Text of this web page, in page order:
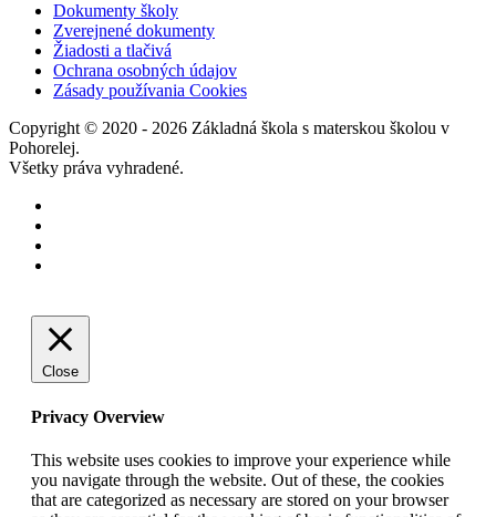
Dokumenty školy
Zverejnené dokumenty
Žiadosti a tlačivá
Ochrana osobných údajov
Zásady používania Cookies
Copyright © 2020 - 2026 Základná škola s materskou školou v
Pohorelej.
Všetky práva vyhradené.
Close
Privacy Overview
This website uses cookies to improve your experience while
you navigate through the website. Out of these, the cookies
that are categorized as necessary are stored on your browser